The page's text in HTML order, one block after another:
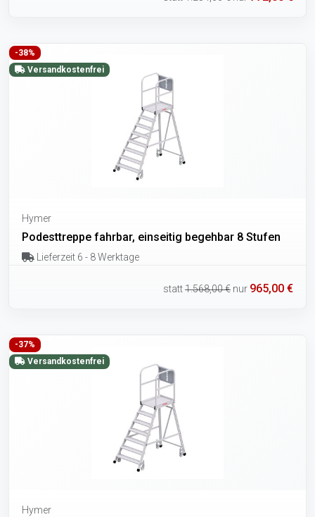
-38%
Versandkostenfrei
Hymer
Podesttreppe fahrbar, einseitig begehbar 8 Stufen
Lieferzeit 6 - 8 Werktage
statt1.568,00 € nur 965,00 €
-37%
Versandkostenfrei
Hymer